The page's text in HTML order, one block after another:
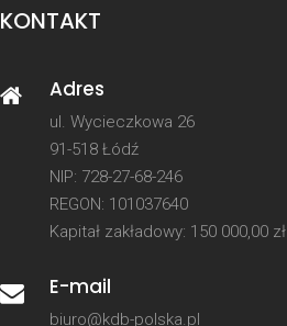
KONTAKT
Adres
ul. Wycieczkowa 26
91-518 Łódź
NIP: 728-27-68-246
REGON: 101037640
Kapitał zakładowy: 150 000,00 zł
E-mail
biuro@kdb-polska.pl